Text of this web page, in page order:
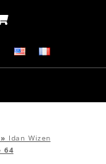
Idan Wizen
64